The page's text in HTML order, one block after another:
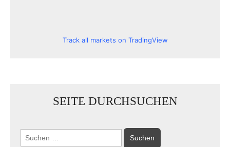
Track all markets on TradingView
SEITE DURCHSUCHEN
Suchen